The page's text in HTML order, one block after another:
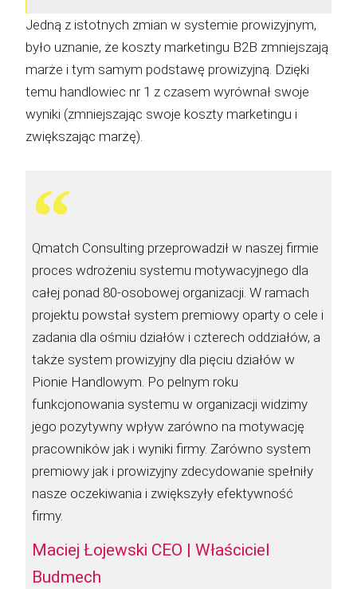
Jedną z istotnych zmian w systemie prowizyjnym,
było uznanie, że koszty marketingu B2B zmniejszają
marże i tym samym podstawę prowizyjną. Dzięki
temu handlowiec nr 1 z czasem wyrównał swoje
wyniki (zmniejszając swoje koszty marketingu i
zwiększając marżę).
Qmatch Consulting przeprowadził w naszej firmie
proces wdrożeniu systemu motywacyjnego dla
całej ponad 80-osobowej organizacji. W ramach
projektu powstał system premiowy oparty o cele i
zadania dla ośmiu działów i czterech oddziałów, a
także system prowizyjny dla pięciu działów w
Pionie Handlowym. Po pelnym roku
funkcjonowania systemu w organizacji widzimy
jego pozytywny wpływ zarówno na motywację
pracowników jak i wyniki firmy. Zarówno system
premiowy jak i prowizyjny zdecydowanie spełniły
nasze oczekiwania i zwiększyły efektywność
firmy.
Maciej Łojewski CEO | Właściciel
Budmech